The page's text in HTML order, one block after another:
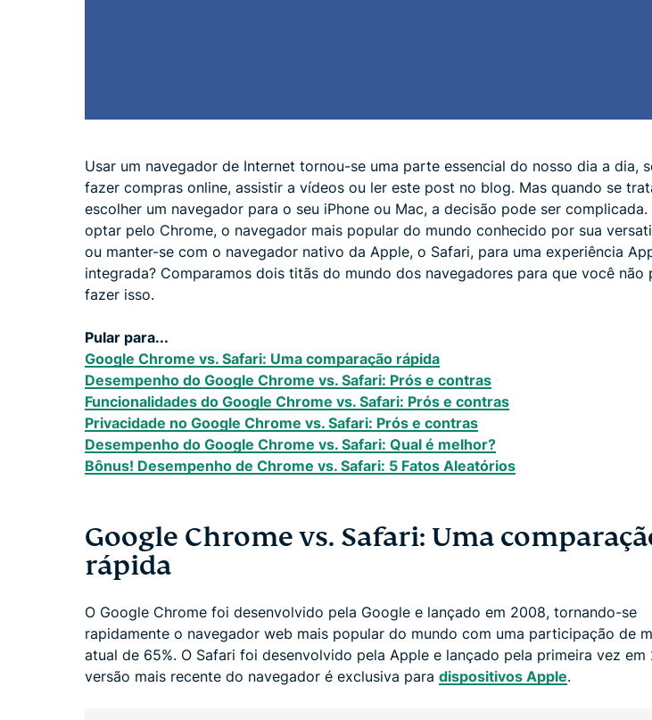
Usar um navegador de Internet tornou-se uma parte essencial do nosso dia a dia,
fazer compras online, assistir a vídeos ou ler este post no blog. Mas quando se
escolher um navegador para o seu iPhone ou Mac, a decisão pode ser complicada.
optar pelo Chrome, o navegador mais popular do mundo conhecido por sua
ou manter-se com o navegador nativo da Apple, o Safari, para uma experiência
integrada? Comparamos dois titãs do mundo dos navegadores para que você não
fazer isso.
Pular para...
Google Chrome vs. Safari: Uma comparação rápida
Desempenho do Google Chrome vs. Safari: Prós e contras
Funcionalidades do Google Chrome vs. Safari: Prós e contras
Privacidade no Google Chrome vs. Safari: Prós e contras
Desempenho do Google Chrome vs. Safari: Qual é melhor?
Bônus! Desempenho de Chrome vs. Safari: 5 Fatos Aleatórios
Google Chrome vs. Safari: Uma
rápida
O Google Chrome foi desenvolvido pela Google e lançado em 2008, tornando-se
rapidamente o navegador web mais popular do mundo com uma participação de
atual de 65%. O Safari foi desenvolvido pela Apple e lançado pela primeira vez em
versão mais recente do navegador é exclusiva para dispositivos Apple.